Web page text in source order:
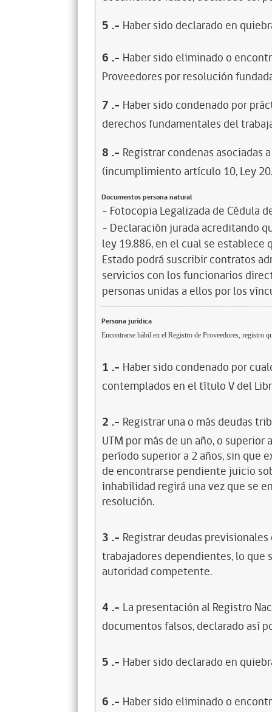
5 .- Haber sido declarado en
6 .- Haber sido eliminado o
Proveedores por resolución
7 .- Haber sido condenado por
derechos fundamentales del
8 .- Registrar condenas asociadas
(incumplimiento artículo 10, Ley
Documentos persona natural
- Fotocopia Legalizada de Cédula
- Declaración jurada acreditando
ley 19.886, en el cual se
Estado podrá suscribir contratos
servicios con los funcionarios
personas unidas a ellos por los
Persona jurídica
Encontrarse hábil en el Registro de Proveedores, registro
1 .- Haber sido condenado por
contemplados en el título V del
2 .- Registrar una o más deudas
UTM por más de un año, o
período superior a 2 años, sin que
de encontrarse pendiente juicio
inhabilidad regirá una vez que se
resolución.
3 .- Registrar deudas
trabajadores dependientes, lo
autoridad competente.
4 .- La presentación al Registro
documentos falsos, declarado así
5 .- Haber sido declarado en
6 .- Haber sido eliminado o